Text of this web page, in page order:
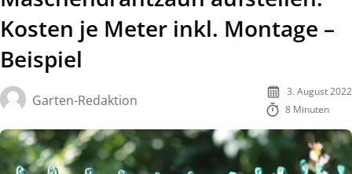
Kosten je Meter inkl. Montage –
Beispiel
Garten-Redaktion
3. August 2022
8 Minuten